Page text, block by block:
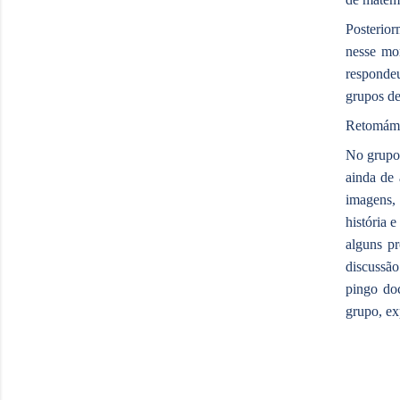
nesse
grupos
No
ainda de
história e
alguns
pingo
grupo,